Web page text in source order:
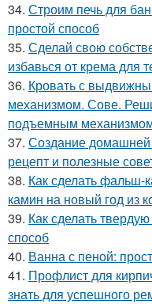
34. Строим печь для
простой способ
35. Сделай свою
избавься от крема для
36. Кровать с
механизмом. Сове.
подъемным
37. Создание
рецепт и полезные
38. Как сделать
камин на новый год из
39. Как сделать
способ
40. Ванна с пеной:
41. Профлист для
знать для успешного